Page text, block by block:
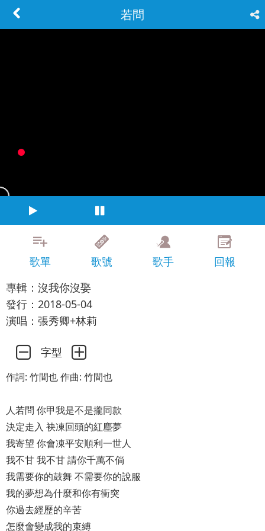
若問
歌單 歌號 歌手
回報
專輯：沒我你沒娶
發行：2018-05-04
演唱：張秀卿+林莉
字型
作詞: 竹間也 作曲: 竹間也
人若問 你甲我是不是攏同款
決定走入 袂凍回頭的紅塵夢
我寄望 你會凍平安順利一世人
我不甘 我不甘 請你千萬不倘
我需要你的鼓舞 不需要你的說服
我的夢想為什麼和你有衝突
你過去經歷的辛苦
怎麼會變成我的束縛